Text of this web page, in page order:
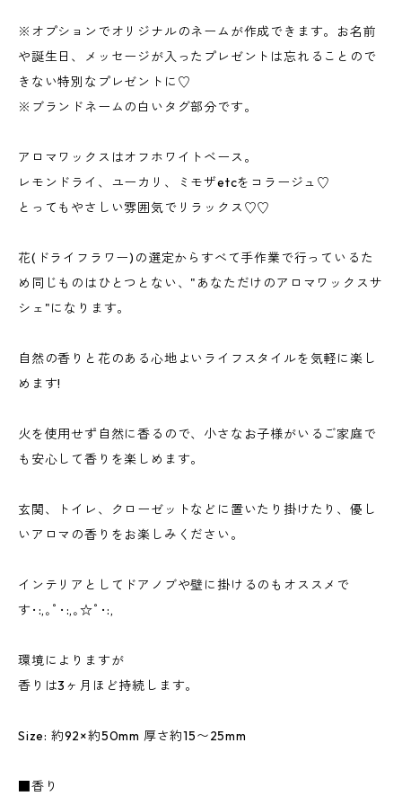
※オプションでオリジナルのネームが作成できます。お名前
や誕生日、メッセージが入ったプレゼントは忘れることので
きない特別なプレゼントに♡
※ブランドネームの白いタグ部分です。
アロマワックスはオフホワイトベース。
レモンドライ、ユーカリ、ミモザetcをコラージュ♡
とってもやさしい雰囲気でリラックス♡♡
花(ドライフラワー)の選定からすべて手作業で行っているた
め同じものはひとつとない、"あなただけのアロマワックスサ
シェ"になります。
自然の香りと花のある心地よいライフスタイルを気軽に楽し
めます!
火を使用せず自然に香るので、小さなお子様がいるご家庭で
も安心して香りを楽しめます。
玄関、トイレ、クローゼットなどに置いたり掛けたり、優し
いアロマの香りをお楽しみください。
インテリアとしてドアノブや壁に掛けるのもオススメで
す･:,｡ﾟ･:,｡☆ﾟ･:,
環境によりますが
香りは3ヶ月ほど持続します。
Size: 約92×約50mm 厚さ約15〜25mm
■香り